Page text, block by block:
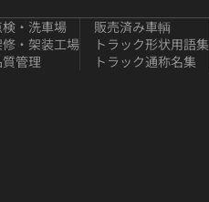
検・洗車場
修・架装工場
質管理
販売済み車輌
トラック形状用語集
トラック通称名集